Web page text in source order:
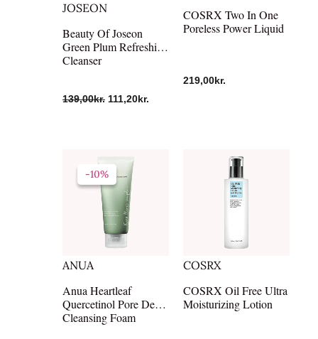
JOSEON
Beauty Of Joseon
Green Plum Refreshing
Cleanser
139,00kr. 111,20kr.
COSRX Two In One
Poreless Power Liquid
219,00kr.
-10%
ANUA
-10%
Anua Heartleaf
Quercetinol Pore Deep
Cleansing Foam
oprindelige
pris
var:
129,00kr..
COSRX
COSRX Oil Free Ultra
Moisturizing Lotion